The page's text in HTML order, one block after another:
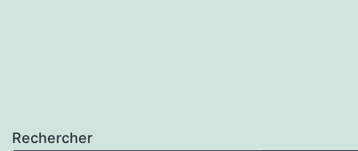
Rechercher